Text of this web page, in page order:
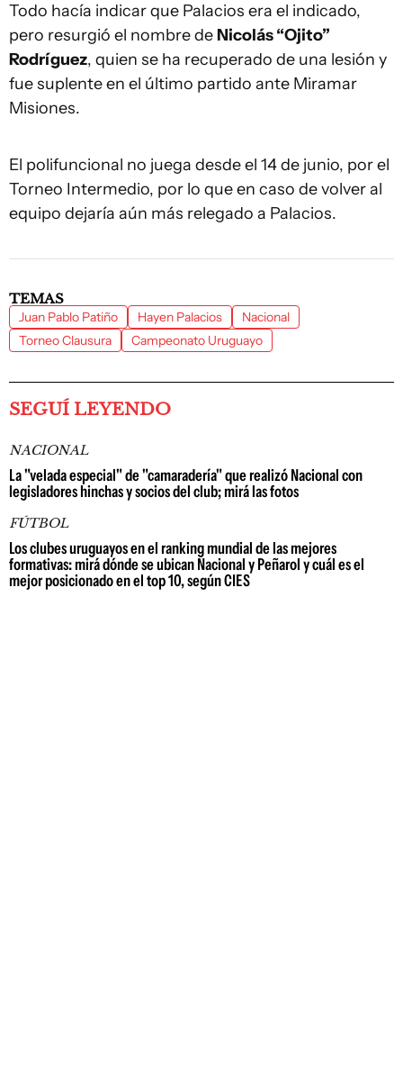
Todo hacía indicar que Palacios era el indicado,
pero resurgió el nombre de Nicolás “Ojito”
Rodríguez, quien se ha recuperado de una lesión y
fue suplente en el último partido ante Miramar
Misiones.
El polifuncional no juega desde el 14 de junio, por el
Torneo Intermedio, por lo que en caso de volver al
equipo dejaría aún más relegado a Palacios.
TEMAS
Juan Pablo Patiño Hayen Palacios
Nacional
Torneo Clausura
Campeonato Uruguayo
SEGUÍ LEYENDO
NACIONAL
La "velada especial" de "camaradería" que realizó Nacional con
legisladores hinchas y socios del club; mirá las fotos
FÚTBOL
Los clubes uruguayos en el ranking mundial de las mejores
formativas: mirá dónde se ubican Nacional y Peñarol y cuál es el
mejor posicionado en el top 10, según CIES